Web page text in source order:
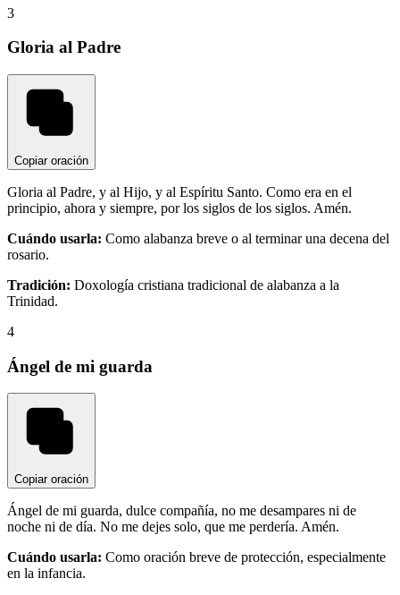
3
Gloria al Padre
Copiar oración
Gloria al Padre, y al Hijo, y al Espíritu Santo. Como era en el
principio, ahora y siempre, por los siglos de los siglos. Amén.
Cuándo usarla: Como alabanza breve o al terminar una decena del
rosario.
Tradición: Doxología cristiana tradicional de alabanza a la
Trinidad.
4
Ángel de mi guarda
Copiar oración
Ángel de mi guarda, dulce compañía, no me desampares ni de
noche ni de día. No me dejes solo, que me perdería. Amén.
Cuándo usarla: Como oración breve de protección, especialmente
en la infancia.